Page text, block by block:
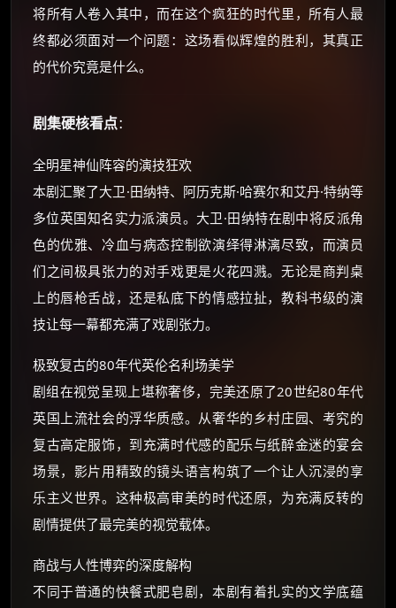
将所有人卷入其中，而在这个疯狂的时代里，所有人最
终都必须面对一个问题：这场看似辉煌的胜利，其真正
的代价究竟是什么。
剧集硬核看点：
全明星神仙阵容的演技狂欢
本剧汇聚了大卫·田纳特、阿历克斯·哈赛尔和艾丹·特纳等
多位英国知名实力派演员。大卫·田纳特在剧中将反派角
色的优雅、冷血与病态控制欲演绎得淋漓尽致，而演员
们之间极具张力的对手戏更是火花四溅。无论是商判桌
上的唇枪舌战，还是私底下的情感拉扯，教科书级的演
技让每一幕都充满了戏剧张力。
极致复古的80年代英伦名利场美学
剧组在视觉呈现上堪称奢侈，完美还原了20世纪80年代
英国上流社会的浮华质感。从奢华的乡村庄园、考究的
复古高定服饰，到充满时代感的配乐与纸醉金迷的宴会
场景，影片用精致的镜头语言构筑了一个让人沉浸的享
乐主义世界。这种极高审美的时代还原，为充满反转的
剧情提供了最完美的视觉载体。
商战与人性博弈的深度解构
不同于普通的快餐式肥皂剧，本剧有着扎实的文学底蕴